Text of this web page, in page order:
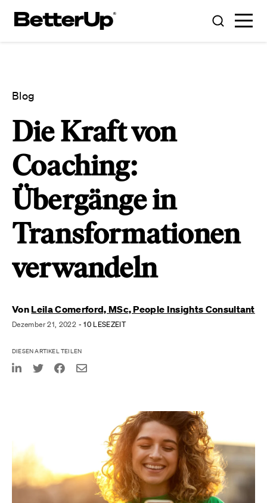
Blog
Die Kraft von
Coaching:
Übergänge in
Transformationen
verwandeln
VonLeila Comerford, MSc, People Insights Consultant
Dezember 21, 2022 - 10 LESEZEIT
DIESEN ARTIKEL TEILEN